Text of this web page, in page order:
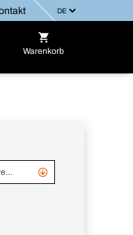
Warenkorb
BERA-Sortiment 3002 Blechschrauben Kreuzschlitz Nachfüllsortiment